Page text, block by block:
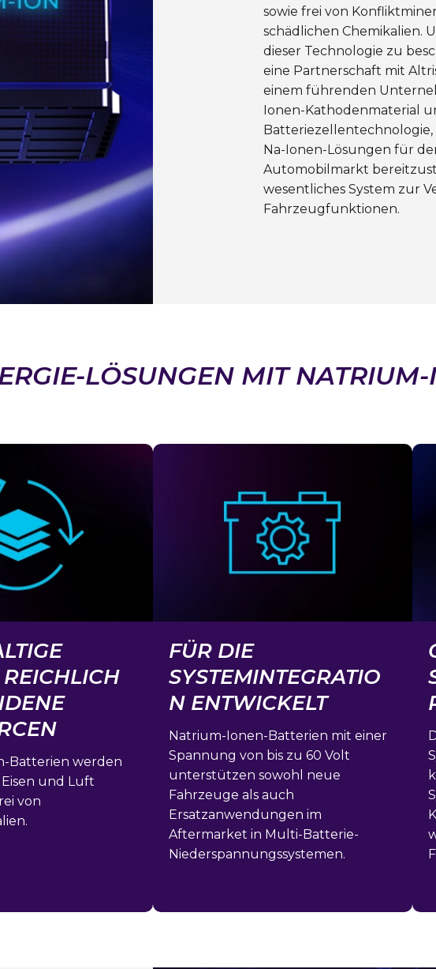
sowie frei von
schädlichen Chemikalien.
dieser Technologie zu
eine Partnerschaft mit
einem führenden
Ionen-Kathodenmaterial
Na-Ionen-Lösungen für
Automobilmarkt
wesentliches System zur
Fahrzeugfunktionen.
LÖSUNGEN MIT
Batterien werden
Eisen und Luft
von
FÜR DIE
SYSTEMINTEGRATIO
N ENTWICKELT
Natrium-Ionen-Batterien mit einer
Spannung von bis zu 60 Volt
unterstützen sowohl neue
Fahrzeuge als auch
Ersatzanwendungen im
Aftermarket in Multi-Batterie-
Niederspannungssystemen.